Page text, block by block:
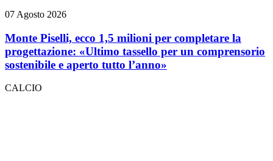
07 Agosto 2026
Monte Piselli, ecco 1,5 milioni per completare la
progettazione: «Ultimo tassello per un comprensorio
sostenibile e aperto tutto l’anno»
CALCIO